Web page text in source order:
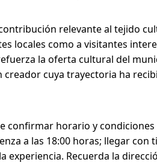
relevante al tejido
locales como a visitantes
la oferta cultural del
cuya trayectoria ha
confirmar horario y condiciones
a las 18:00 horas; llegar con
Recuerda la